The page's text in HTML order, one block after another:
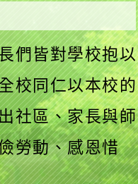
們皆對學校抱以
校同仁以本校的
社區、家長與師
勞動、感恩惜